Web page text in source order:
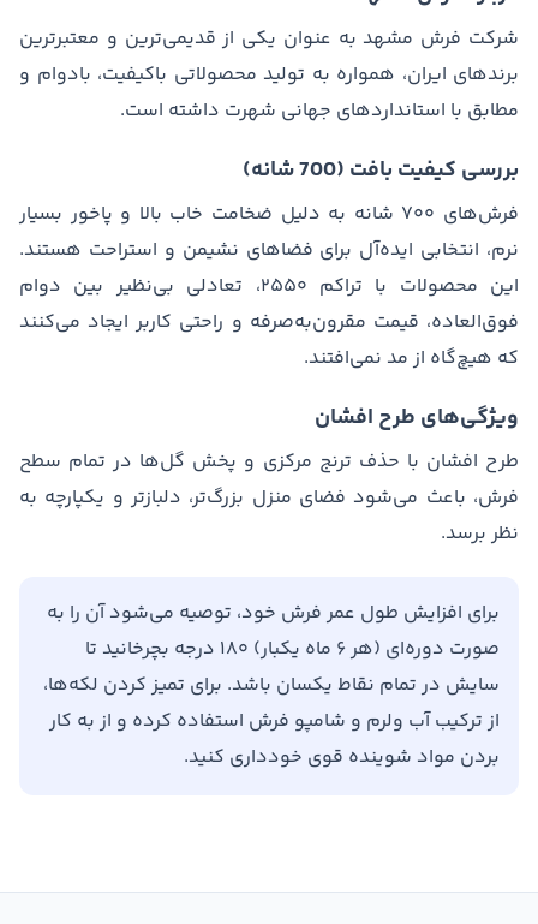
شرکت فرش مشهد به عنوان یکی از قدیمی‌ترین و معتبرترین
برندهای ایران، همواره به تولید محصولاتی باکیفیت، بادوام و
مطابق با استانداردهای جهانی شهرت داشته است.
بررسی کیفیت بافت (700 شانه)
فرش‌های ۷۰۰ شانه به دلیل ضخامت خاب بالا و پاخور بسیار
نرم، انتخابی ایده‌آل برای فضاهای نشیمن و استراحت هستند.
این محصولات با تراکم ۲۵۵۰، تعادلی بی‌نظیر بین دوام
فوق‌العاده، قیمت مقرون‌به‌صرفه و راحتی کاربر ایجاد می‌کنند
که هیچ‌گاه از مد نمی‌افتند.
ویژگی‌های طرح افشان
طرح افشان با حذف ترنج مرکزی و پخش گل‌ها در تمام سطح
فرش، باعث می‌شود فضای منزل بزرگ‌تر، دلبازتر و یکپارچه به
نظر برسد.
برای افزایش طول عمر فرش خود، توصیه می‌شود آن را به
صورت دوره‌ای (هر ۶ ماه یکبار) ۱۸۰ درجه بچرخانید تا
سایش در تمام نقاط یکسان باشد. برای تمیز کردن لکه‌ها،
از ترکیب آب ولرم و شامپو فرش استفاده کرده و از به کار
بردن مواد شوینده قوی خودداری کنید.